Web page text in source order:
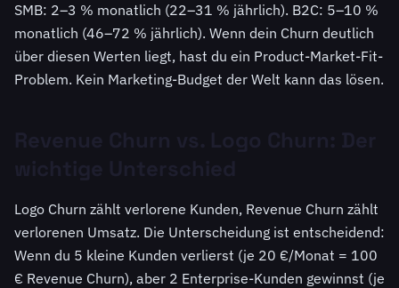
SMB: 2–3 % monatlich (22–31 % jährlich). B2C: 5–10 %
monatlich (46–72 % jährlich). Wenn dein Churn deutlich
über diesen Werten liegt, hast du ein Product-Market-Fit-
Problem. Kein Marketing-Budget der Welt kann das lösen.
Logo Churn zählt verlorene Kunden, Revenue Churn zählt
verlorenen Umsatz. Die Unterscheidung ist entscheidend:
Wenn du 5 kleine Kunden verlierst (je 20 €/Monat = 100
€ Revenue Churn), aber 2 Enterprise-Kunden gewinnst (je